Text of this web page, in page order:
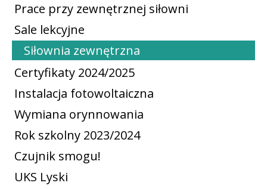
Prace przy zewnętrznej siłowni
Sale lekcyjne
Siłownia zewnętrzna
Certyfikaty 2024/2025
Instalacja fotowoltaiczna
Wymiana orynnowania
Rok szkolny 2023/2024
Czujnik smogu!
UKS Lyski